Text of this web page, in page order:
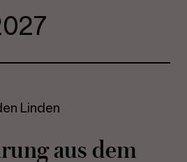
Linden
aus dem